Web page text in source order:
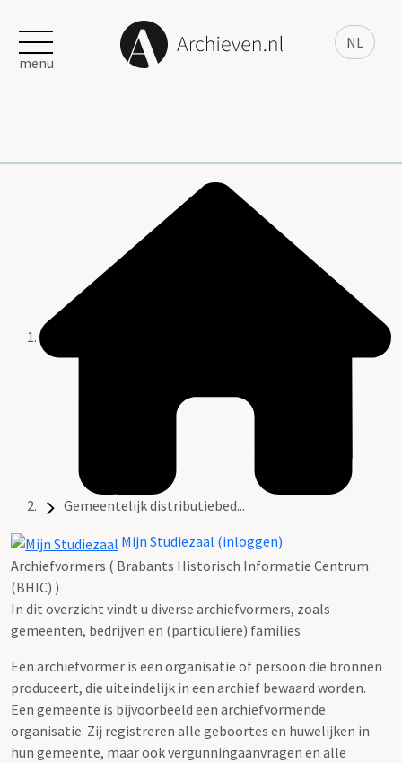
NL
menu
Gemeentelijk distributiebed...
Mijn Studiezaal (inloggen)
Archiefvormers ( Brabants Historisch Informatie Centrum
(BHIC) )
In dit overzicht vindt u diverse archiefvormers, zoals
gemeenten, bedrijven en (particuliere) families
Een archiefvormer is een organisatie of persoon die bronnen
produceert, die uiteindelijk in een archief bewaard worden.
Een gemeente is bijvoorbeeld een archiefvormende
organisatie. Zij registreren alle geboortes en huwelijken in
hun gemeente, maar ook vergunningaanvragen en alle